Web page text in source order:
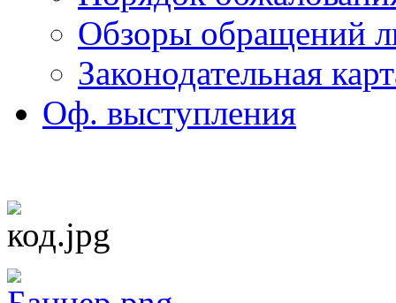
Обзоры обращений
Законодательная
Оф. выступления